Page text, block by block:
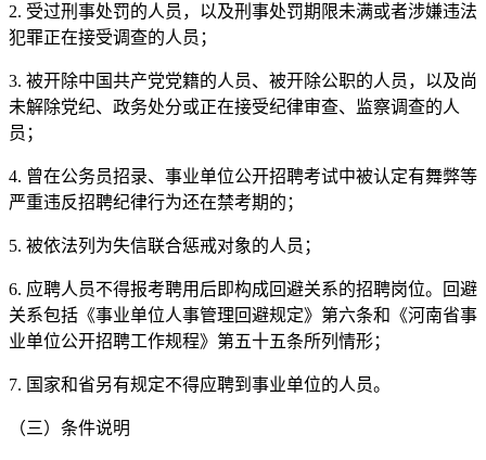
2. 受过刑事处罚的人员，以及刑事处罚期限未满或者涉嫌违法
犯罪正在接受调查的人员；
3. 被开除中国共产党党籍的人员、被开除公职的人员，以及尚
未解除党纪、政务处分或正在接受纪律审查、监察调查的人
员；
4. 曾在公务员招录、事业单位公开招聘考试中被认定有舞弊等
严重违反招聘纪律行为还在禁考期的；
5. 被依法列为失信联合惩戒对象的人员；
6. 应聘人员不得报考聘用后即构成回避关系的招聘岗位。回避
关系包括《事业单位人事管理回避规定》第六条和《河南省事
业单位公开招聘工作规程》第五十五条所列情形；
7. 国家和省另有规定不得应聘到事业单位的人员。
（三）条件说明